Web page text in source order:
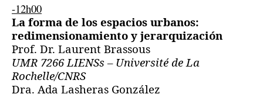
-12h00
La forma de los espacios urbanos:
redimensionamiento y jerarquización
Prof. Dr. Laurent Brassous
UMR 7266 LIENSs – Université de La
Rochelle/CNRS
Dra. Ada Lasheras González